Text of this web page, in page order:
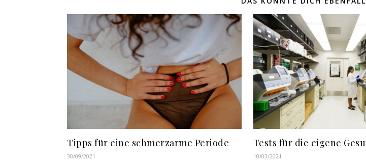
Tipps für eine schmerzarme Periode
30/09/2021
Tests für die eigene
10/03/2021